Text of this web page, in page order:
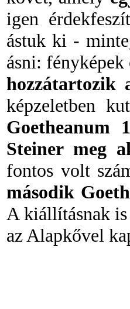
igen
ástuk ki -
ásni:
hozzátartozik
képzeletben
Goetheanum
Steiner meg
fontos volt
második
A kiállításnak
az Alapkővel